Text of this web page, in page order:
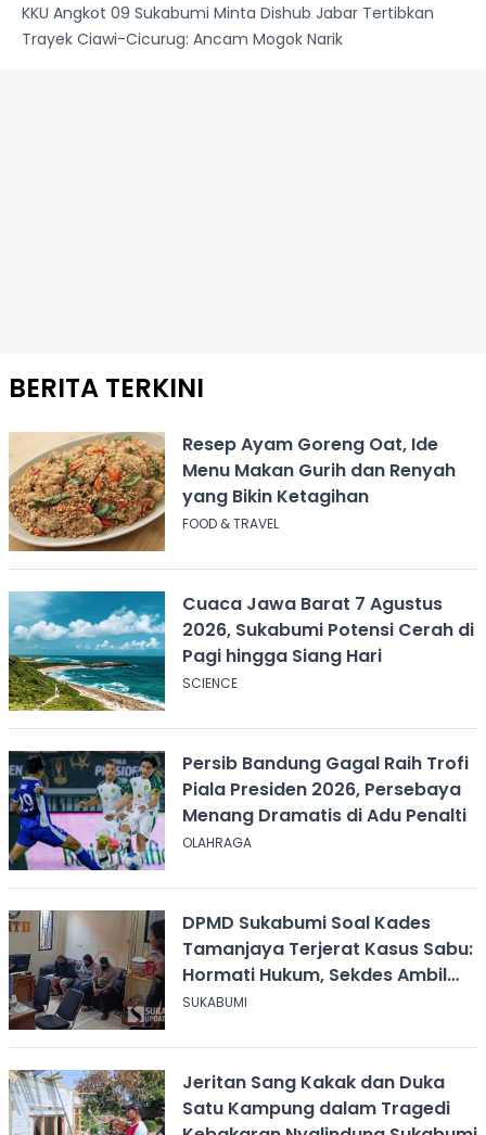
KKU Angkot 09 Sukabumi Minta Dishub Jabar Tertibkan
Trayek Ciawi-Cicurug: Ancam Mogok Narik
BERITA TERKINI
Resep Ayam Goreng Oat, Ide
Menu Makan Gurih dan Renyah
yang Bikin Ketagihan
FOOD & TRAVEL
Cuaca Jawa Barat 7 Agustus
2026, Sukabumi Potensi Cerah di
Pagi hingga Siang Hari
SCIENCE
Persib Bandung Gagal Raih Trofi
Piala Presiden 2026, Persebaya
Menang Dramatis di Adu Penalti
OLAHRAGA
DPMD Sukabumi Soal Kades
Tamanjaya Terjerat Kasus Sabu:
Hormati Hukum, Sekdes Ambil
Alih Pelayanan
SUKABUMI
Jeritan Sang Kakak dan Duka
Satu Kampung dalam Tragedi